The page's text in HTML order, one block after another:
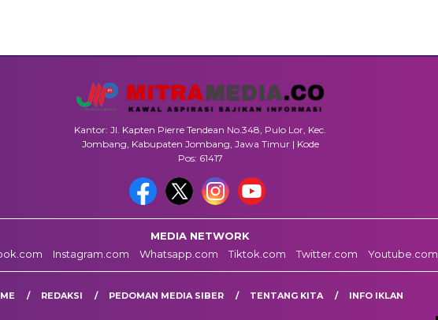
Kantor: Jl. Kapten Pierre Tendean No.348, Pulo Lor, Kec.
Jombang, Kabupaten Jombang, Jawa Timur | Kode
Pos: 61417
MEDIA NETWORK
Instagram.com Whatsapp.com Tiktok.com Twitter.com Youtube.com
REDAKSI PEDOMAN MEDIA SIBER TENTANG KITA INFO IKLAN